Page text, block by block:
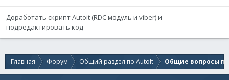
Доработать скрипт Autoit (RDC модуль и viber) и
подредактировать код
Главная Форум Общий раздел по AutoIt Общие вопросы